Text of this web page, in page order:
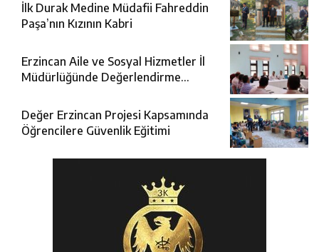
İlk Durak Medine Müdafii Fahreddin
Paşa’nın Kızının Kabri
Erzincan Aile ve Sosyal Hizmetler İl
Müdürlüğünde Değerlendirme
Değer Erzincan Projesi Kapsamında
Öğrencilere Güvenlik Eğitimi